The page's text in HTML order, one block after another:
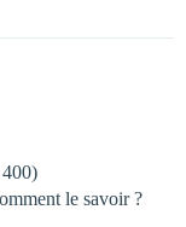
le savoir ?